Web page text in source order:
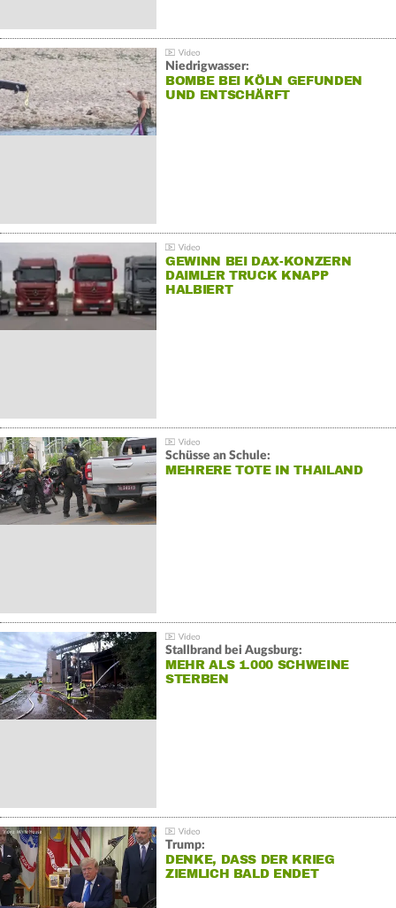
Niedrigwasser:
BOMBE BEI KÖLN GEFUNDEN
UND ENTSCHÄRFT
GEWINN BEI DAX-KONZERN
DAIMLER TRUCK KNAPP
HALBIERT
Schüsse an Schule:
MEHRERE TOTE IN THAILAND
Stallbrand bei Augsburg:
MEHR ALS 1.000 SCHWEINE
STERBEN
Trump:
DENKE, DASS DER KRIEG
ZIEMLICH BALD ENDET